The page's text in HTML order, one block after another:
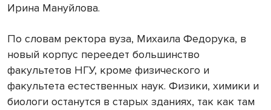
Ирина Мануйлова.
По словам ректора вуза, Михаила Федорука, в
новый корпус переедет большинство
факультетов НГУ, кроме физического и
факультета естественных наук. Физики, химики и
биологи останутся в старых зданиях, так как там